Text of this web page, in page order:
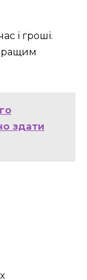
і гроші.
здати